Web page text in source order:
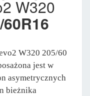
W320
W320 205/60
jest w
asymetrycznych
bieżnika